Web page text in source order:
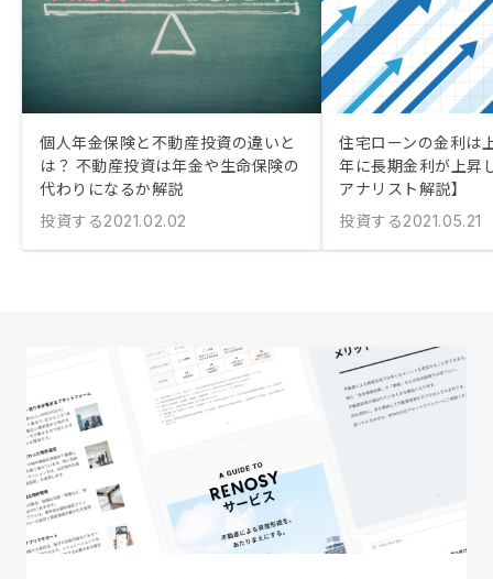
個人年金保険と不動産投資の違いと
は？ 不動産投資は年金や生命保険の
代わりになるか解説
投資する2021.02.02
住宅ローンの金利は
年に長期金利が上昇
アナリスト解説】
投資する2021.05.21